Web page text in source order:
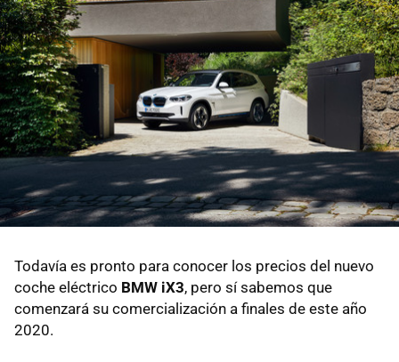
Todavía es pronto para conocer los precios del nuevo
coche eléctrico BMW iX3, pero sí sabemos que
comenzará su comercialización a finales de este año
2020.